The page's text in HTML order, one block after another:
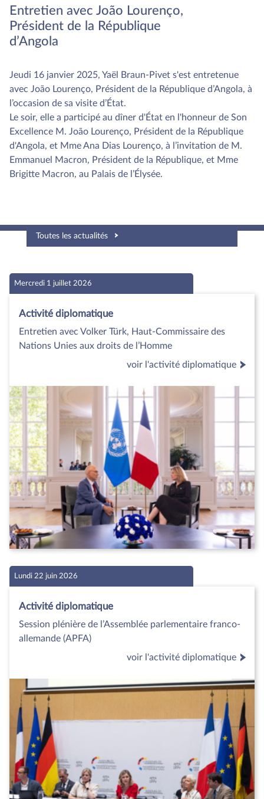
Entretien avec João Lourenço,
Président de la République
d’Angola
Jeudi 16 janvier 2025, Yaël Braun-Pivet s'est entretenue
avec João Lourenço, Président de la République d’Angola, à
l’occasion de sa visite d’État.
Le soir, elle a participé au dîner d'État en l'honneur de Son
Excellence M. João Lourenço, Président de la République
d'Angola, et Mme Ana Dias Lourenço, à l’invitation de M.
Emmanuel Macron, Président de la République, et Mme
Brigitte Macron, au Palais de l’Élysée.
Toutes les actualités
Mercredi 1 juillet 2026
Activité diplomatique
Entretien avec Volker Türk, Haut-Commissaire des
Nations Unies aux droits de l’Homme
voir l'activité diplomatique
Lundi 22 juin 2026
Activité diplomatique
Session plénière de l’Assemblée parlementaire franco-
allemande (APFA)
voir l'activité diplomatique